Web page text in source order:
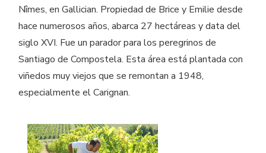
Vino
ecológico
cantidad
Nîmes, en Gallician. Propiedad de Brice y Emilie desde
hace numerosos años, abarca 27 hectáreas y data del
siglo XVI. Fue un parador para los peregrinos de
Santiago de Compostela. Esta área está plantada con
viñedos muy viejos que se remontan a 1948,
especialmente el Carignan.